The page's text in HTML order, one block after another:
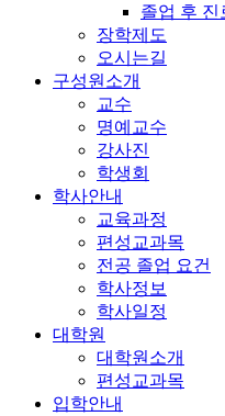
졸업 후 진
장학제도
오시는길
구성원소개
교수
명예교수
강사진
학생회
학사안내
교육과정
편성교과목
전공 졸업 요건
학사정보
학사일정
대학원
대학원소개
편성교과목
입학안내